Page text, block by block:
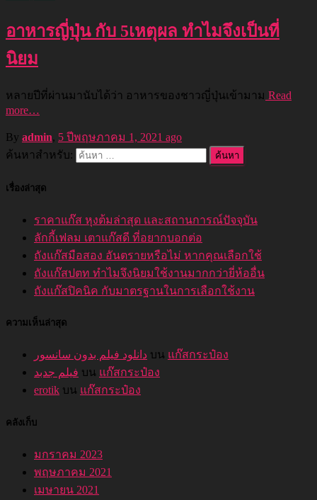
อาหารญี่ปุ่น กับ 5เหตุผล ทำไมจึงเป็นที่
นิยม
หลายปีที่ผ่านมานับได้ว่า อาหารของชาวญี่ปุ่นเข้ามาม Read
more…
By admin, 5 ปีพฤษภาคม 1, 2021 ago
ค้นหาสำหรับ:
เรื่องล่าสุด
ราคาแก๊ส หุงต้มล่าสุด และสถานการณ์ปัจจุบัน
ลักกี้เฟลม เตาแก๊สดี ที่อยากบอกต่อ
ถังแก๊สมือสอง อันตรายหรือไม่ หากคุณเลือกใช้
ถังแก๊สปตท ทำไมจึงนิยมใช้งานมากกว่ายี่ห้ออื่น
ถังแก๊สปิคนิค กับมาตรฐานในการเลือกใช้งาน
ความเห็นล่าสุด
دانلود فیلم بدون سانسور บน แก๊สกระป๋อง
فیلم جدبد บน แก๊สกระป๋อง
erotik บน แก๊สกระป๋อง
คลังเก็บ
มกราคม 2023
พฤษภาคม 2021
เมษายน 2021